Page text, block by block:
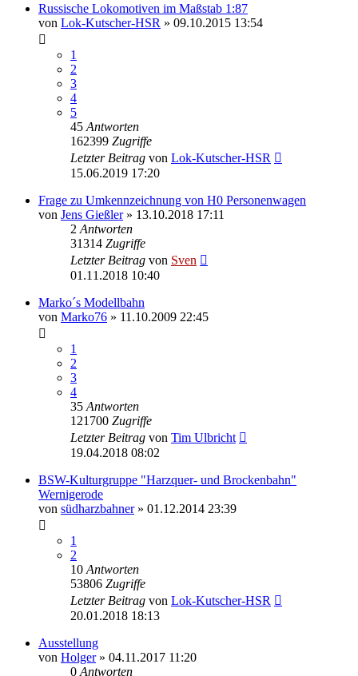
Russische Lokomotiven im Maßstab 1:87
von Lok-Kutscher-HSR » 09.10.2015 13:54
1
2
3
4
5
45 Antworten
162399 Zugriffe
Letzter Beitrag von Lok-Kutscher-HSR
15.06.2019 17:20
Frage zu Umkennzeichnung von H0 Personenwagen
von Jens Gießler» 13.10.2018 17:11
2 Antworten
31314 Zugriffe
Letzter Beitrag von Sven
01.11.2018 10:40
Marko´s Modellbahn
von Marko76 » 11.10.2009 22:45
1
2
3
4
35 Antworten
121700 Zugriffe
Letzter Beitrag von Tim Ulbricht
19.04.2018 08:02
BSW-Kulturgruppe "Harzquer- und Brockenbahn"
Wernigerode
von südharzbahner» 01.12.2014 23:39
1
2
10 Antworten
53806 Zugriffe
Letzter Beitrag von Lok-Kutscher-HSR
20.01.2018 18:13
Ausstellung
von Holger» 04.11.2017 11:20
0 Antworten